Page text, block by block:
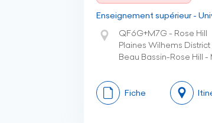
Enseignement supérieur -
QF6G+M7G - Rose Hill
Plaines Wilhems District
Beau Bassin-Rose Hill -
Fiche